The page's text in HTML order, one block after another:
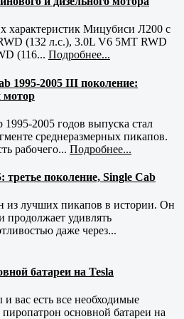
характеристик Мицубиси Л200 с
(132 л.с.), 3.0L V6 5MT RWD
(116... Подробнее...
1995-2005 III поколение:
мотор
2005 годов выпуска стал
среднеразмерных пикапов.
рабочего... Подробнее...
третье поколение, Single Cab
из лучших пикапов в истории. Он
продолжает удивлять
даже через...
батареи на Tesla
вас есть все необходимые
основной батареи на